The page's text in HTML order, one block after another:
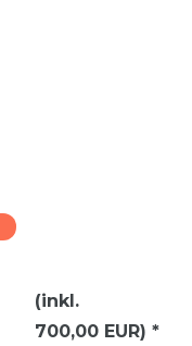
(inkl.
700,00 EUR)*